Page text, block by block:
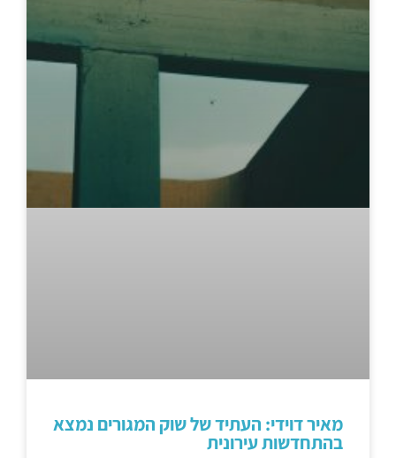
מאיר דוידי: העתיד של שוק המגורים נמצא
בהתחדשות עירונית